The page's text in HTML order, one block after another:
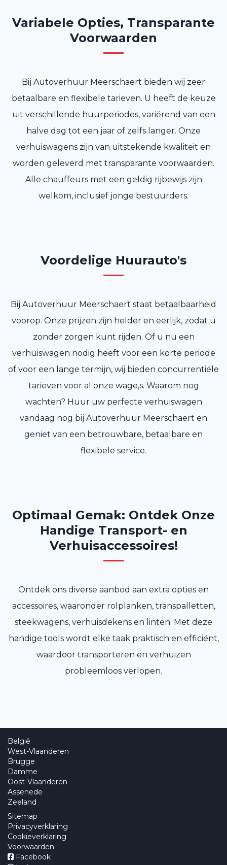
Variabele Opties, Transparante
Voorwaarden
Bij Autoverhuur Meerschaert bieden wij zeer
betaalbare en flexibele tarieven. U heeft de keuze
uit verschillende huurperiodes, variërend van een
halve dag tot een jaar of zelfs langer. Onze
verhuiswagens zijn van uitstekende kwaliteit en
worden geleverd met transparante voorwaarden.
Alle chauffeurs met een geldig rijbewijs zijn
welkom, inclusief jonge bestuurders.
Voordelige Huurauto's
Bij Autoverhuur Meerschaert staat betaalbaarheid
voorop. Onze prijzen zijn helder en eerlijk, zodat u
zonder zorgen kunt rijden. Of u nu een
verhuiswagen nodig heeft voor een korte periode
of voor een lange termijn, wij bieden concurrentiële
tarieven voor al onze wage,s. Waarom nog
wachten? Huur uw perfecte verhuiswagen
vandaag nog bij Autoverhuur Meerschaert en
geniet van een betrouwbare, betaalbare en
flexibele service.
Optimaal Gemak: Ontdek Onze
Handige Transport- en
Verhuisaccessoires!
Ontdek ons diverse aanbod aan extra opties en
accessoires, waaronder rolplanken, transpalletten,
steekwagens, verhuisdekens en linten. Met deze
handige tools wordt elke taak praktisch en efficiënt,
waardoor transporteren en verhuizen
probleemloos verlopen.
België
West-Vlaanderen
Brugge
Damme
Oost-Vlaanderen
Assenede
Zeeland
Sitemap
Privacyverklaring
Cookieverklaring
Voorwaarden
Facebook